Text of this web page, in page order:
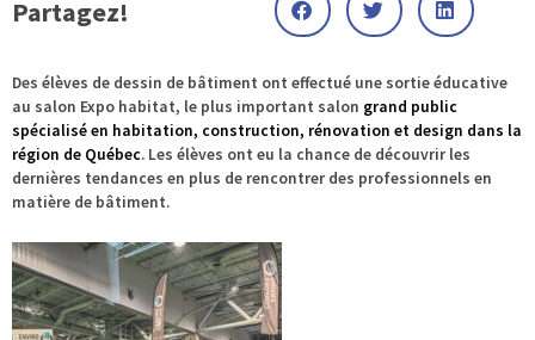
Partagez!
Des élèves de dessin de bâtiment ont effectué une sortie éducative
au salon Expo habitat, le plus important salon grand public
spécialisé en habitation, construction, rénovation et design dans la
région de Québec. Les élèves ont eu la chance de découvrir les
dernières tendances en plus de rencontrer des professionnels en
matière de bâtiment.